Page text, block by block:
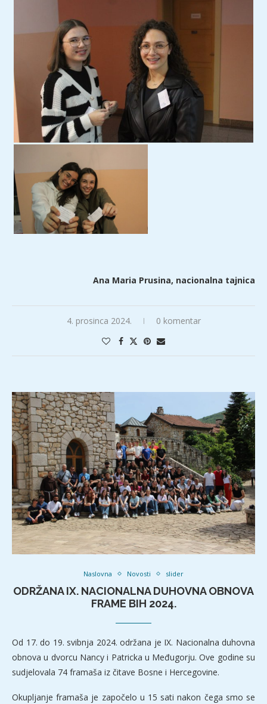
Ana Maria Prusina, nacionalna tajnica
4. prosinca 2024. 0 komentar
Naslovna Novosti slider
ODRŽANA IX. NACIONALNA DUHOVNA OBNOVA
FRAME BIH 2024.
Od 17. do 19. svibnja 2024. održana je IX. Nacionalna duhovna
obnova u dvorcu Nancy i Patricka u Međugorju. Ove godine su
sudjelovala 74 framaša iz čitave Bosne i Hercegovine.
Okupljanje framaša je započelo u 15 sati nakon čega smo se